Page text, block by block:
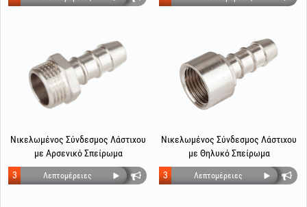
Νικελωμένος Σύνδεσμος Λάστιχου
με Αρσενικό Σπείρωμα
Λεπτομέρειες
3
Νικελωμένος Σύνδεσμος Λάστιχου
με Θηλυκό Σπείρωμα
Λεπτομέρειες
3